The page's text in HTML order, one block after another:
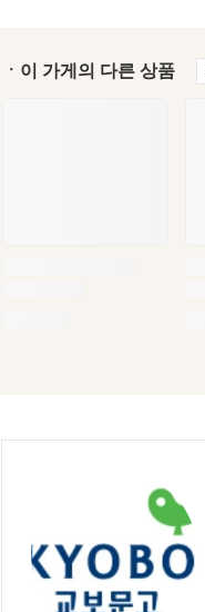
ㆍ이 가게의 다른 상품